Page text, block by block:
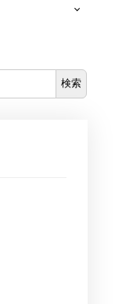
検索